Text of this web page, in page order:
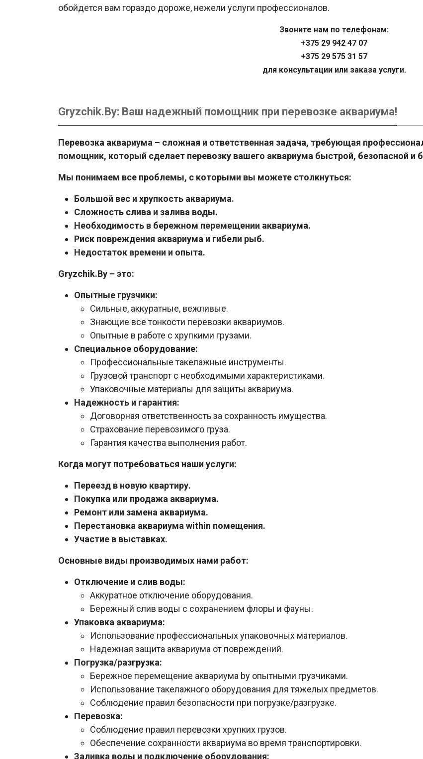
обойдется вам гораздо дороже, нежели услуги профессионалов.
Звоните нам по телефонам:
+375 29 942 47 07
+375 29 575 31 57
для консультации или заказа услуги.
Gryzchik.By: Ваш надежный помощник при перевозке аквариума!
Перевозка аквариума – сложная и ответственная задача, требующая
помощник, который сделает перевозку вашего аквариума быстрой, безопасной и
Мы понимаем все проблемы, с которыми вы можете столкнуться:
Большой вес и хрупкость аквариума.
Сложность слива и залива воды.
Необходимость в бережном перемещении аквариума.
Риск повреждения аквариума и гибели рыб.
Недостаток времени и опыта.
Gryzchik.By – это:
Опытные грузчики:
Сильные, аккуратные, вежливые.
Знающие все тонкости перевозки аквариумов.
Опытные в работе с хрупкими грузами.
Специальное оборудование:
Профессиональные такелажные инструменты.
Грузовой транспорт с необходимыми характеристиками.
Упаковочные материалы для защиты аквариума.
Надежность и гарантия:
Договорная ответственность за сохранность имущества.
Страхование перевозимого груза.
Гарантия качества выполнения работ.
Когда могут потребоваться наши услуги:
Переезд в новую квартиру.
Покупка или продажа аквариума.
Ремонт или замена аквариума.
Перестановка аквариума within помещения.
Участие в выставках.
Основные виды производимых нами работ:
Отключение и слив воды:
Аккуратное отключение оборудования.
Бережный слив воды с сохранением флоры и фауны.
Упаковка аквариума:
Использование профессиональных упаковочных материалов.
Надежная защита аквариума от повреждений.
Погрузка/разгрузка:
Бережное перемещение аквариума by опытными грузчиками.
Использование такелажного оборудования для тяжелых предметов.
Соблюдение правил безопасности при погрузке/разгрузке.
Перевозка:
Соблюдение правил перевозки хрупких грузов.
Обеспечение сохранности аквариума во время транспортировки.
Заливка воды и подключение оборудования: